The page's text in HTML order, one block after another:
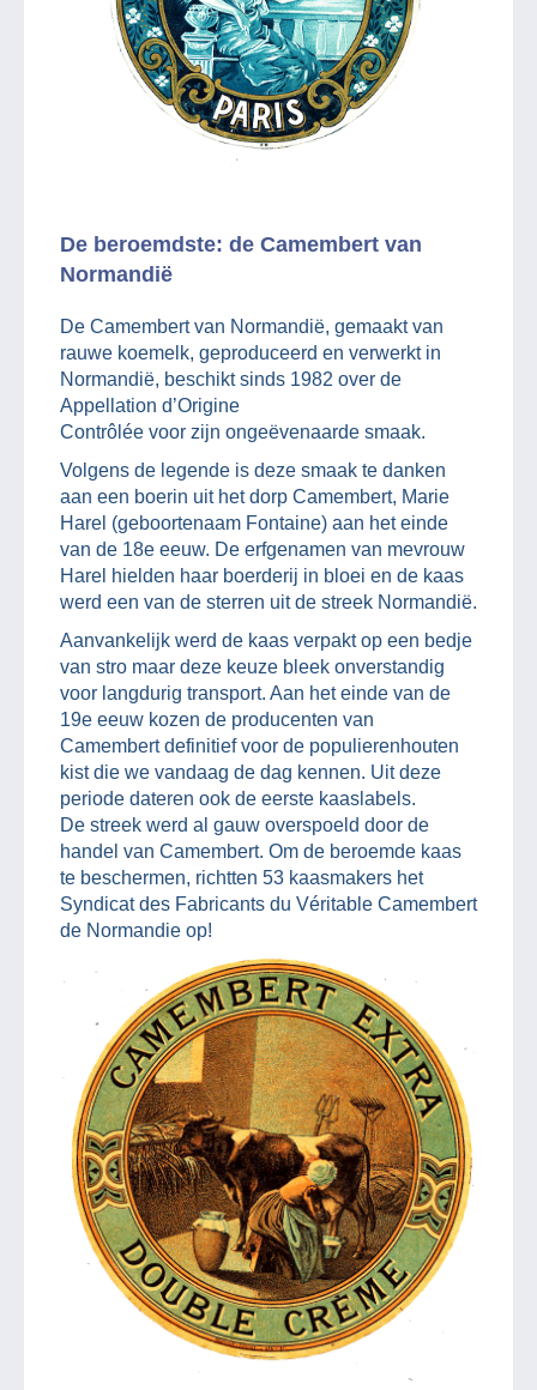
De beroemdste: de Camembert van
Normandië
De Camembert van Normandië, gemaakt van
rauwe koemelk, geproduceerd en verwerkt in
Normandië, beschikt sinds 1982 over de
Appellation d’Origine
Contrôlée voor zijn ongeëvenaarde smaak.
Volgens de legende is deze smaak te danken
aan een boerin uit het dorp Camembert, Marie
Harel (geboortenaam Fontaine) aan het einde
van de 18e eeuw. De erfgenamen van mevrouw
Harel hielden haar boerderij in bloei en de kaas
werd een van de sterren uit de streek Normandië.
Aanvankelijk werd de kaas verpakt op een bedje
van stro maar deze keuze bleek onverstandig
voor langdurig transport. Aan het einde van de
19e eeuw kozen de producenten van
Camembert definitief voor de populierenhouten
kist die we vandaag de dag kennen. Uit deze
periode dateren ook de eerste kaaslabels.
De streek werd al gauw overspoeld door de
handel van Camembert. Om de beroemde kaas
te beschermen, richtten 53 kaasmakers het
Syndicat des Fabricants du Véritable Camembert
de Normandie op!